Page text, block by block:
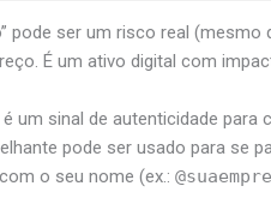
pode ser um risco real (mesmo
É um ativo digital com
é um sinal de autenticidade para
pode ser usado para se
o seu nome (ex.: